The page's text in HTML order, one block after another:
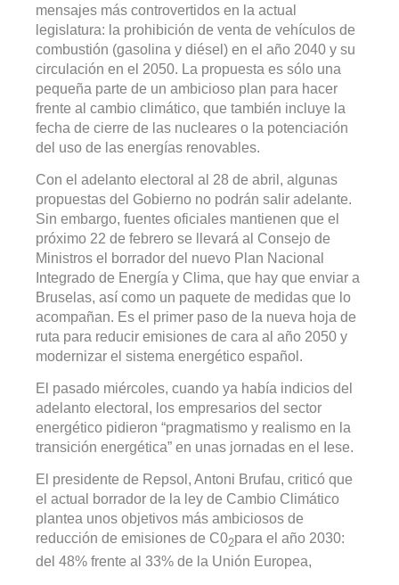
mensajes más controvertidos en la actual
legislatura: la prohibición de venta de vehículos de
combustión (gasolina y diésel) en el año 2040 y su
circulación en el 2050. La propuesta es sólo una
pequeña parte de un ambicioso plan para hacer
frente al cambio climático, que también incluye la
fecha de cierre de las nucleares o la potenciación
del uso de las energías renovables.
Con el adelanto electoral al 28 de abril, algunas
propuestas del Gobierno no podrán salir adelante.
Sin embargo, fuentes oficiales mantienen que el
próximo 22 de febrero se llevará al Consejo de
Ministros el borrador del nuevo Plan Nacional
Integrado de Energía y Clima, que hay que enviar a
Bruselas, así como un paquete de medidas que lo
acompañan. Es el primer paso de la nueva hoja de
ruta para reducir emisiones de cara al año 2050 y
modernizar el sistema energético español.
El pasado miércoles, cuando ya había indicios del
adelanto electoral, los empresarios del sector
energético pidieron “pragmatismo y realismo en la
transición energética” en unas jornadas en el Iese.
El presidente de Repsol, Antoni Brufau, criticó que
el actual borrador de la ley de Cambio Climático
plantea unos objetivos más ambiciosos de
reducción de emisiones de C02para el año 2030:
del 48% frente al 33% de la Unión Europea,